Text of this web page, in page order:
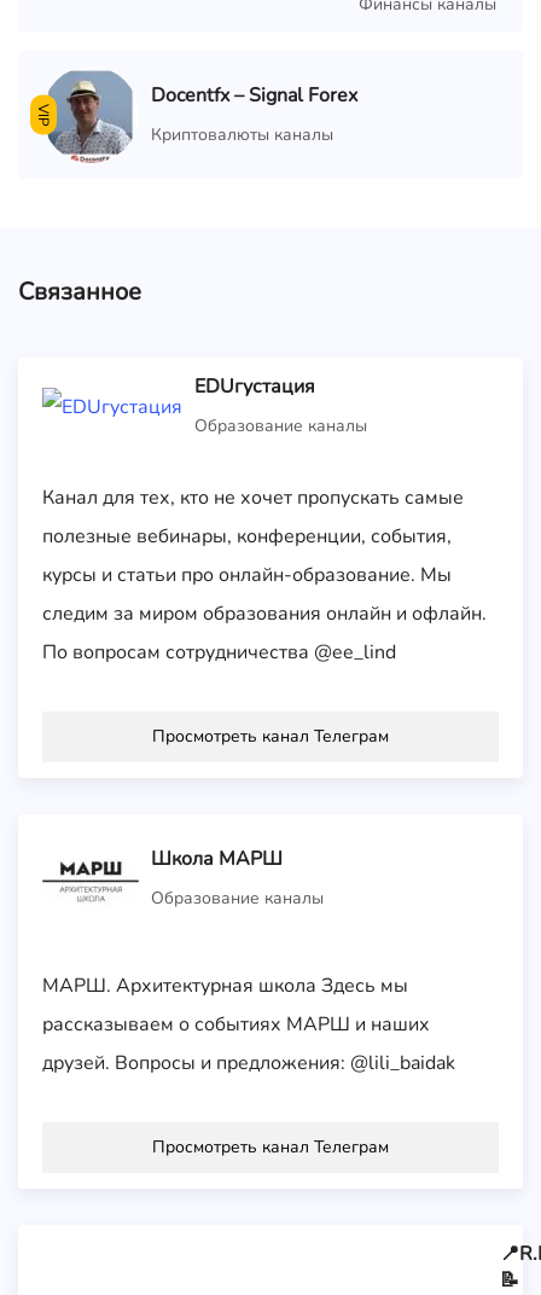
Финансы каналы
VIP
Docentfx – Signal Forex
Криптовалюты каналы
Связанное
EDUгустация
Образование каналы
Канал для тех, кто не хочет пропускать самые
полезные вебинары, конференции, события,
курсы и статьи про онлайн-образование. Мы
следим за миром образования онлайн и офлайн.
По вопросам сотрудничества @ee_lind
Просмотреть канал Телеграм
Школа МАРШ
Образование каналы
МАРШ. Архитектурная школа Здесь мы
рассказываем о событиях МАРШ и наших
друзей. Вопросы и предложения: @lili_baidak
Просмотреть канал Телеграм
📝